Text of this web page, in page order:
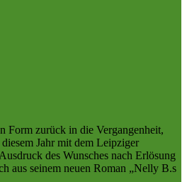
Form zurück in die Vergangenheit,
Jahr mit dem Leipziger
des Wunsches nach Erlösung
aus seinem neuen Roman „Nelly B.s